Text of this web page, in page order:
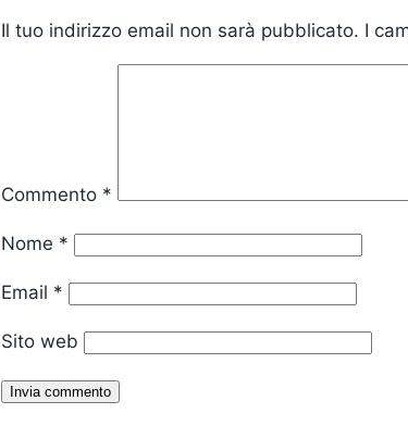
Il tuo indirizzo email non sarà pubblicato. I
Commento *
Nome *
Email *
Sito web